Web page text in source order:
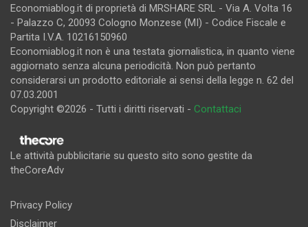
Economiablog.it di proprietà di MRSHARE SRL - Via A. Volta 16
- Palazzo C, 20093 Cologno Monzese (MI) - Codice Fiscale e
Partita I.V.A. 10216150960
Economiablog.it non è una testata giornalistica, in quanto viene
aggiornato senza alcuna periodicità. Non può pertanto
considerarsi un prodotto editoriale ai sensi della legge n. 62 del
07.03.2001
Copyright ©2026 - Tutti i diritti riservati - Contattaci
Le attività pubblicitarie su questo sito sono gestite da
theCoreAdv
Privacy Policy
Disclaimer